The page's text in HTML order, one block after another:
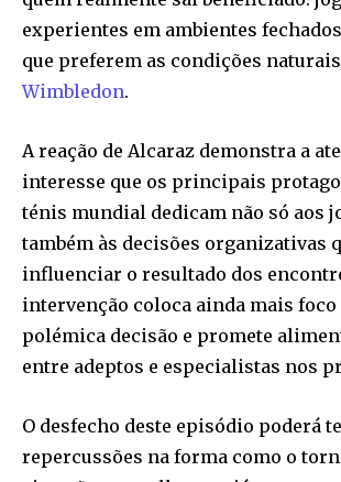
experientes em ambientes
que preferem as condições
Wimbledon.
A reação de Alcaraz demonstra a
interesse que os principais
ténis mundial dedicam não só aos
também às decisões organizativas
influenciar o resultado dos
intervenção coloca ainda mais foco
polémica decisão e promete
entre adeptos e especialistas nos
O desfecho deste episódio poderá
repercussões na forma como o